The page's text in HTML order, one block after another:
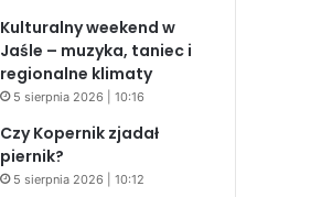
Kulturalny weekend w
Jaśle – muzyka, taniec i
regionalne klimaty
5 sierpnia 2026 | 10:16
Czy Kopernik zjadał
piernik?
5 sierpnia 2026 | 10:12